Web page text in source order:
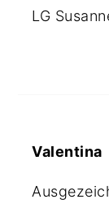
LG
Valentina